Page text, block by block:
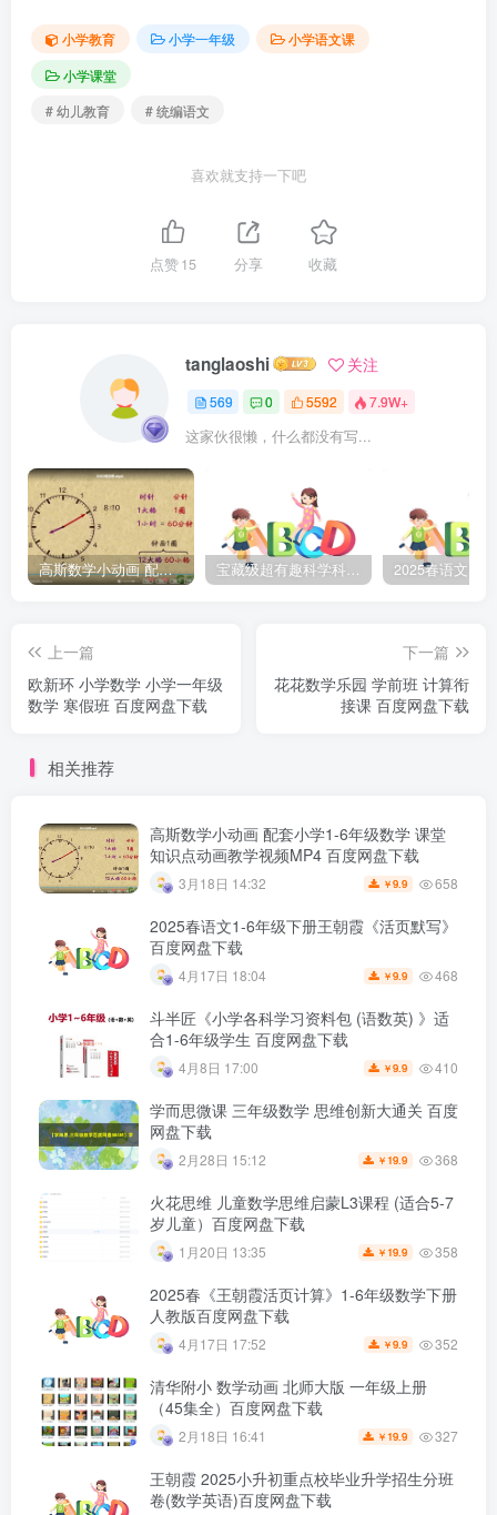
小学教育 小学一年级
小学语文课
小学课堂
# 幼儿教育
# 统编语文
喜欢就支持一下吧
点赞15 分享 收藏
tanglaoshi 关注
569 0 5592 7.9W+
这家伙很懒，什么都没有写...
高斯数学小动画 配套小学1-6年级数学 课堂知识点动画教学视频MP4 百度网盘下载 宝藏级超有趣科学科普动画《土豆逗严肃科普》第二季 百度网盘下载
上一篇
欧新环 小学数学 小学一年级
数学 寒假班 百度网盘下载
下一篇
花花数学乐园 学前班 计算衔
接课 百度网盘下载
相关推荐
高斯数学小动画 配套小学1-6年级数学 课堂
知识点动画教学视频MP4 百度网盘下载
3月18日 14:32 ￥9.9 658
2025春语文1-6年级下册王朝霞《活页默写》
百度网盘下载
4月17日 18:04 ￥9.9 468
斗半匠《小学各科学习资料包 (语数英) 》适
合1-6年级学生 百度网盘下载
4月8日 17:00 ￥9.9 410
学而思微课 三年级数学 思维创新大通关 百度
网盘下载
2月28日 15:12 ￥ 19.9 368
火花思维 儿童数学思维启蒙L3课程 (适合5-7
岁儿童）百度网盘下载
1月20日 13:35 ￥ 19.9 358
2025春《王朝霞活页计算》1-6年级数学下册
人教版百度网盘下载
4月17日 17:52 ￥9.9 352
清华附小 数学动画 北师大版 一年级上册
（45集全）百度网盘下载
2月18日 16:41 ￥ 19.9 327
王朝霞 2025小升初重点校毕业升学招生分班
卷(数学英语)百度网盘下载